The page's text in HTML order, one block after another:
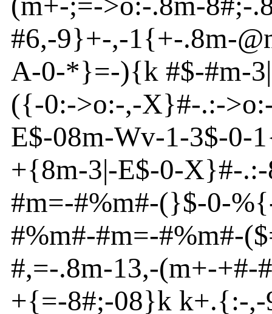
#6,-9}+-,-1{+-.8m-@
A-0-*}=-){k #$-#m-3|
({-0:->o:-,-X}#-.:->o:
E$-08m-Wv-1-3$-0-
+{8m-3|-E$-0-X}#-.:-
#m=-#%m#-(}$-0-%{
#%m#-#m=-#%m#-(
#,=-.8m-13,-(m+-+#-
+{=-8#;-08}k k+.{:-,-